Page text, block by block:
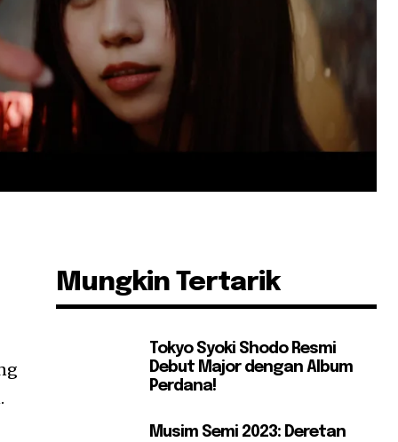
Mungkin Tertarik
Tokyo Syoki Shodo Resmi
Debut Major dengan Album
Perdana!
Musim Semi 2023: Deretan